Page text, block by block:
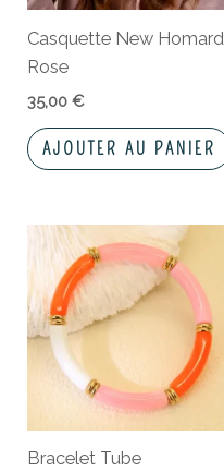
Casquette New Homard
Rose
35,00€
AJOUTER AU PANIER
Bracelet Tube